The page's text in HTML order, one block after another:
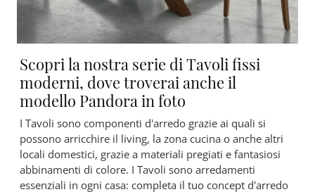
Scopri la nostra serie di Tavoli fissi
moderni, dove troverai anche il
modello Pandora in foto
I Tavoli sono componenti d'arredo grazie ai quali si
possono arricchire il living, la zona cucina o anche altri
locali domestici, grazie a materiali pregiati e fantasiosi
abbinamenti di colore. I Tavoli sono arredamenti
essenziali in ogni casa: completa il tuo concept d'arredo